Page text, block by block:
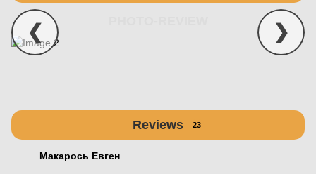
❮ ❯
Reviews 23
Макарось Евген